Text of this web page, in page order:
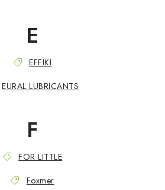
E
EFFIKI
EURAL LUBRICANTS
F
FOR LITTLE
Foxmer